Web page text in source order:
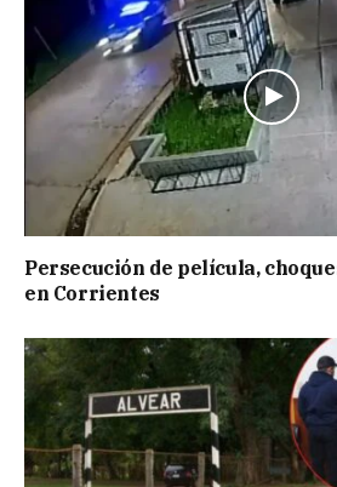
Persecución de película,
en Corrientes